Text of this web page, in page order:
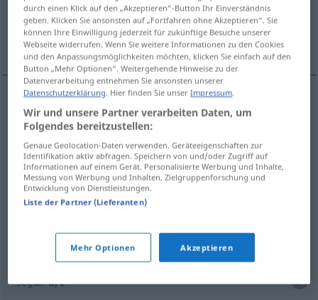
(Für mehr Details die Übersetzung anklicken/antippen)
pasar por bordear seguir
etwas (ACUS odanetwas (DAT
pasarpora/c
etwas (ACUS) odanetwas (DAT
od an entlangfahren
seguira/c
durch einen Klick auf den „Akzeptieren“-Button Ihr Einverständnis
geben. Klicken Sie ansonsten auf „Fortfahren ohne Akzeptieren“. Sie
können Ihre Einwilligung jederzeit für zukünftige Besuche unserer
Webseite widerrufen. Wenn Sie weitere Informationen zu den Cookies
und den Anpassungsmöglichkeiten möchten, klicken Sie einfach auf den
Button „Mehr Optionen“. Weitergehende Hinweise zu der
Datenverarbeitung entnehmen Sie ansonsten unserer
Datenschutzerklärung. Hier finden Sie unserImpressum.
Wir und unsere Partner verarbeiten Daten, um
Folgendes bereitzustellen:
Genaue Geolocation-Daten verwenden. Geräteeigenschaften zur
Identifikation aktiv abfragen. Speichern von und/oder Zugriff auf
Informationen auf einem Gerät. Personalisierte Werbung und Inhalte,
Messung von Werbung und Inhalten, Zielgruppenforschung und
Entwicklung von Dienstleistungen.
Liste der Partner (Lieferanten)
Mehr Optionen Akzeptieren